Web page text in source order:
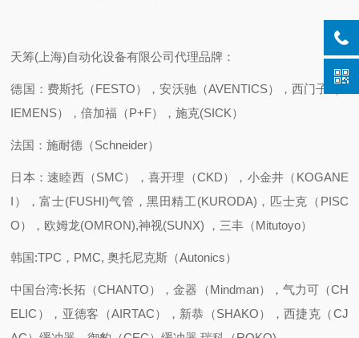
天筹(上海)自动化设备有限公司代理品牌：
德国：费斯托（FESTO），安沃驰（AVENTICS），西门子（S
IEMENS），倍加福（P+F），施克(SICK）
法国：施耐德（Schneider）
日本：速睦西（SMC），喜开理（CKD），小金井（KOGANE
I），富士(FUSHI)气管，黑田精工(KURODA)，匹士克（PISC
O），欧姆龙(OMRON),神视(SUNX) ，三丰（Mitutoyo）
韩国:TPC，PMC, 奥托尼克斯（Autonics）
中国台湾:长拓（CHANTO），金器（Mindman），气力可（CH
ELIC），亚德客（AIRTAC），新恭（SHAKO），西捷克（CJ